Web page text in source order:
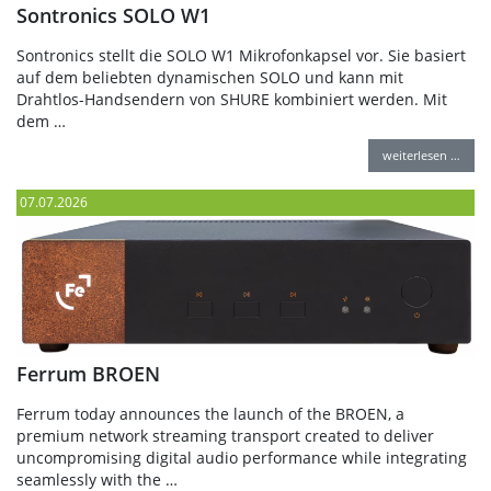
Sontronics SOLO W1
Sontronics stellt die SOLO W1 Mikrofonkapsel vor. Sie basiert
auf dem beliebten dynamischen SOLO und kann mit
Drahtlos-Handsendern von SHURE kombiniert werden. Mit
dem …
weiterlesen …
07.07.2026
Ferrum BROEN
Ferrum today announces the launch of the BROEN, a
premium network streaming transport created to deliver
uncompromising digital audio performance while integrating
seamlessly with the …